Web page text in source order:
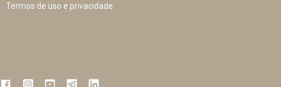
Termos de uso e privacidade